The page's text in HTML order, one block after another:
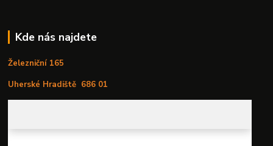
Kde nás najdete
Železniční 165
Uherské Hradiště 686 01